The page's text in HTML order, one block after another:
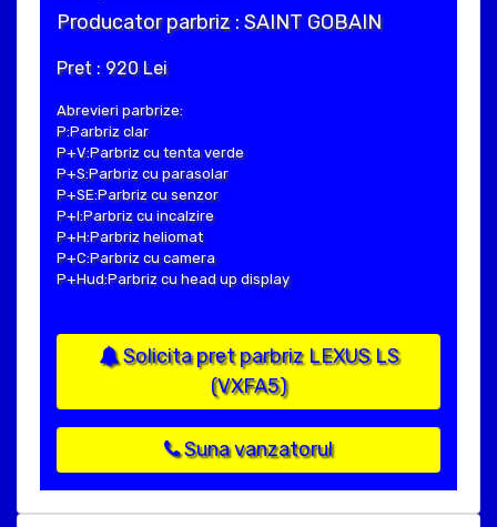
Producator parbriz : SAINT GOBAIN
Pret : 920 Lei
Abrevieri parbrize:
P:Parbriz clar
P+V:Parbriz cu tenta verde
P+S:Parbriz cu parasolar
P+SE:Parbriz cu senzor
P+I:Parbriz cu incalzire
P+H:Parbriz heliomat
P+C:Parbriz cu camera
P+Hud:Parbriz cu head up display
Solicita pret parbriz LEXUS LS
(VXFA5)
Suna vanzatorul